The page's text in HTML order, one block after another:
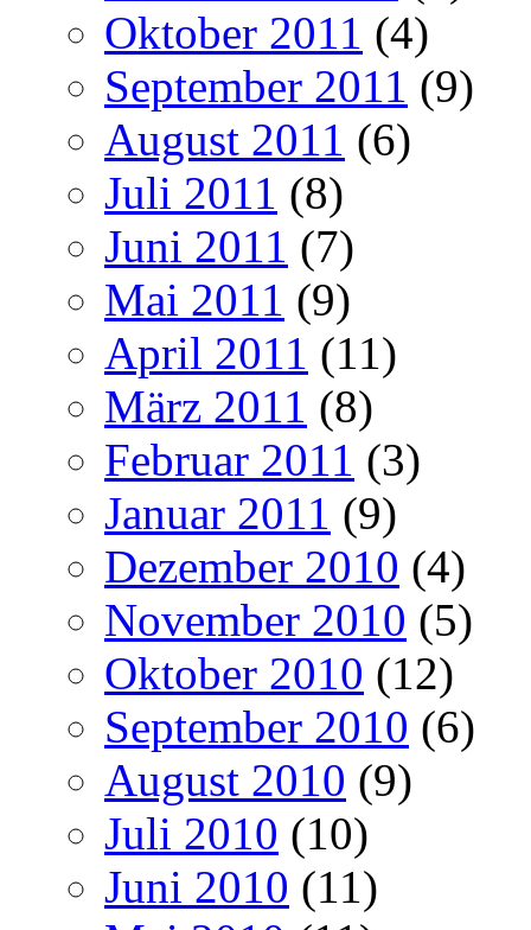
Oktober 2011 (4)
September 2011 (9)
August 2011 (6)
Juli 2011 (8)
Juni 2011 (7)
Mai 2011 (9)
April 2011 (11)
März 2011 (8)
Februar 2011 (3)
Januar 2011 (9)
Dezember 2010 (4)
November 2010 (5)
Oktober 2010 (12)
September 2010 (6)
August 2010 (9)
Juli 2010 (10)
Juni 2010 (11)